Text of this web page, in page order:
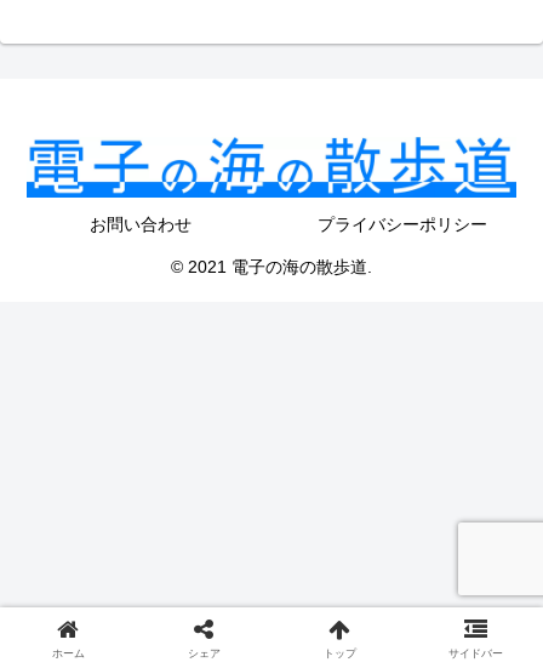
お問い合わせ プライバシーポリシー
© 2021 電子の海の散歩道.
ホーム シェア トップ サイドバー